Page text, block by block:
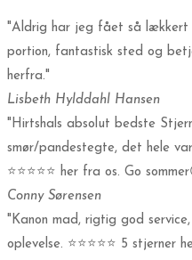
"Aldrig har jeg fået så lækkert
portion, fantastisk sted og
herfra."
Lisbeth Hylddahl Hansen
"Hirtshals absolut bedste
smør/pandestegte, det hele
⭐⭐⭐⭐⭐ her fra os. Go
Conny Sørensen
"Kanon mad, rigtig god
oplevelse. ⭐️⭐️⭐️⭐️⭐️ 5 stjerner